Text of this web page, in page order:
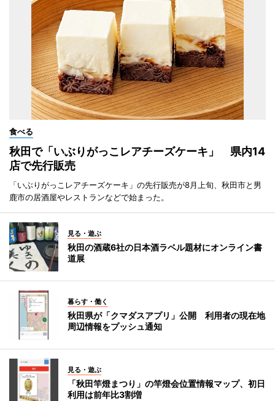
食べる
秋田で「いぶりがっこレアチーズケーキ」 県内14
店で先行販売
「いぶりがっこレアチーズケーキ」の先行販売が8月上旬、秋田市と男
鹿市の居酒屋やレストランなどで始まった。
見る・遊ぶ
秋田の酒蔵6社の日本酒ラベル題材にオンライン書
道展
暮らす・働く
秋田県が「クマダスアプリ」公開 利用者の現在地
周辺情報をプッシュ通知
見る・遊ぶ
「秋田竿燈まつり」の竿燈会位置情報マップ、初日
利用は前年比3割増